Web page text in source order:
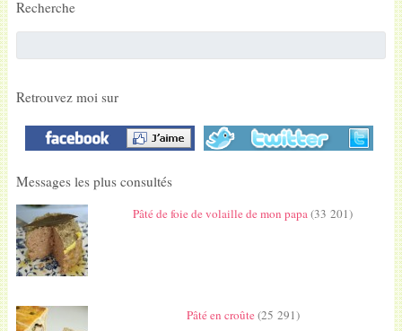
Recherche
Retrouvez moi sur
Messages les plus consultés
Pâté de foie de volaille de mon papa(33 201)
Pâté en croûte(25 291)